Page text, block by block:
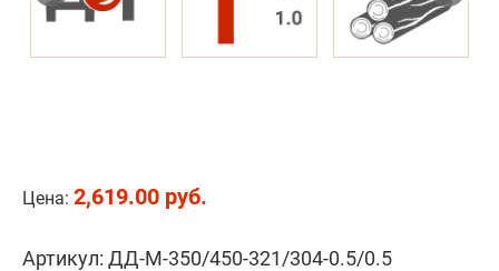
Цена: 2,619.00 руб.
Артикул: ДД-М-350/450-321/304-0.5/0.5